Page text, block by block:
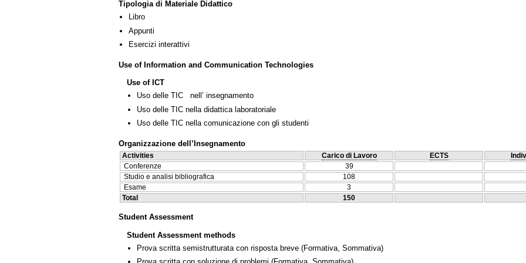
Tipologia di Materiale Didattico
Libro
Appunti
Esercizi interattivi
Use of Information and Communication Technologies
Use of ICT
Uso delle TIC nell’ insegnamento
Uso delle TIC nella didattica laboratoriale
Uso delle TIC nella comunicazione con gli studenti
Organizzazione dell’Insegnamento
Activities Carico di Lavoro ECTS
Conferenze
39
Studio e analisi bibliografica
108
Esame
3
Total
150
Student Assessment
Student Assessment methods
Prova scritta semistrutturata con risposta breve (Formativa, Sommativa)